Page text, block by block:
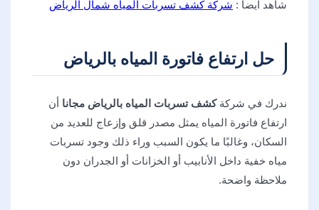
شاهد ايضاً : شركة كشف تسربات المياه شمال الرياض
حل ارتفاع فاتورة المياه بالرياض
ندرك في شركةكشف تسربات المياه بالرياض مجانا أن
ارتفاع فاتورة المياه يمثل مصدر قلق وإزعاج للعديد من
السكان، وغالبًا ما يكون السبب وراء ذلك وجود تسربات
مياه خفية داخل الأنابيب أو الخزانات أو الجدران دون
ملاحظة واضحة.